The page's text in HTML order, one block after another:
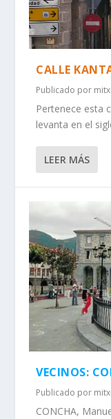
CALLE
Publicado por
Pertenece esta
levanta en el
LEER MÁS
VECINOS:
Publicado por
CONCHA,